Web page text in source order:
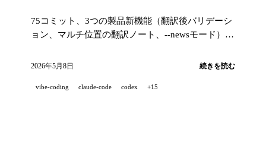
75コミット、3つの製品新機能（翻訳後バリデーシ
ョン、マルチ位置の翻訳ノート、--newsモード）
のテスト、AI支援PRレビュー）で、プロジェクト
指すための取り組み。
2026年5月8日 続きを読む
vibe-coding claude-code codex +15